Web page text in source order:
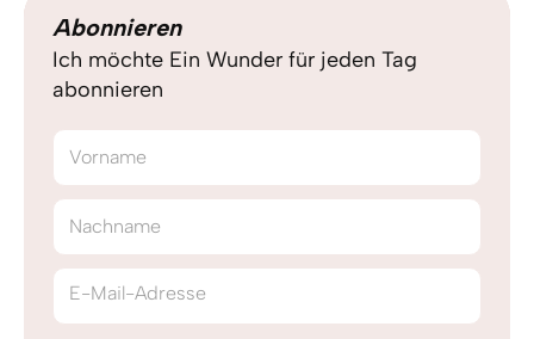
Abonnieren
Ich möchte Ein Wunder für jeden Tag
abonnieren
Vorname
Nachname
E-Mail-Adresse